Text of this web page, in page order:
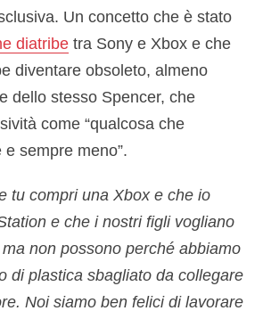
Un concetto che è stato
diatribe tra Sony e Xbox e che
diventare obsoleto, almeno
dello stesso Spencer, che
come “qualcosa che
sempre meno”.
tu compri una Xbox e che io
e che i nostri figli vogliano
non possono perché abbiamo
di plastica sbagliato da collegare
Noi siamo ben felici di lavorare